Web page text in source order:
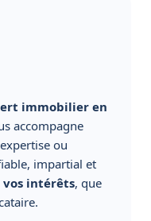
immobilier en
accompagne
ou
impartial et
intérêts, que